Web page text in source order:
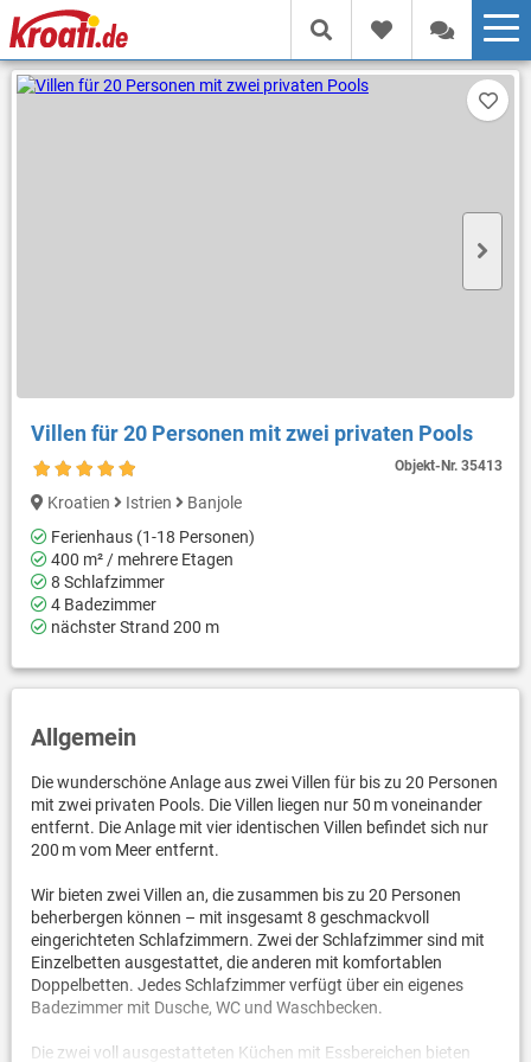
Villen für 20 Personen mit zwei privaten Pools
Objekt-Nr.35413
Kroatien Istrien
Banjole
Ferienhaus (1-18 Personen)
400 m² / mehrere Etagen
8 Schlafzimmer
4 Badezimmer
nächster Strand 200 m
Allgemein
Die wunderschöne Anlage aus zwei Villen für bis zu 20 Personen
mit zwei privaten Pools. Die Villen liegen nur 50 m voneinander
entfernt. Die Anlage mit vier identischen Villen befindet sich nur
200 m vom Meer entfernt.
Wir bieten zwei Villen an, die zusammen bis zu 20 Personen
beherbergen können – mit insgesamt 8 geschmackvoll
eingerichteten Schlafzimmern. Zwei der Schlafzimmer sind mit
Einzelbetten ausgestattet, die anderen mit komfortablen
Doppelbetten. Jedes Schlafzimmer verfügt über ein eigenes
Badezimmer mit Dusche, WC und Waschbecken.
Die zwei voll ausgestatteten Küchen mit Essbereichen bieten